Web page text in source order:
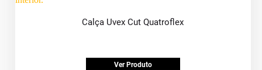
Calça Uvex Cut Quatroflex
Ver Produto